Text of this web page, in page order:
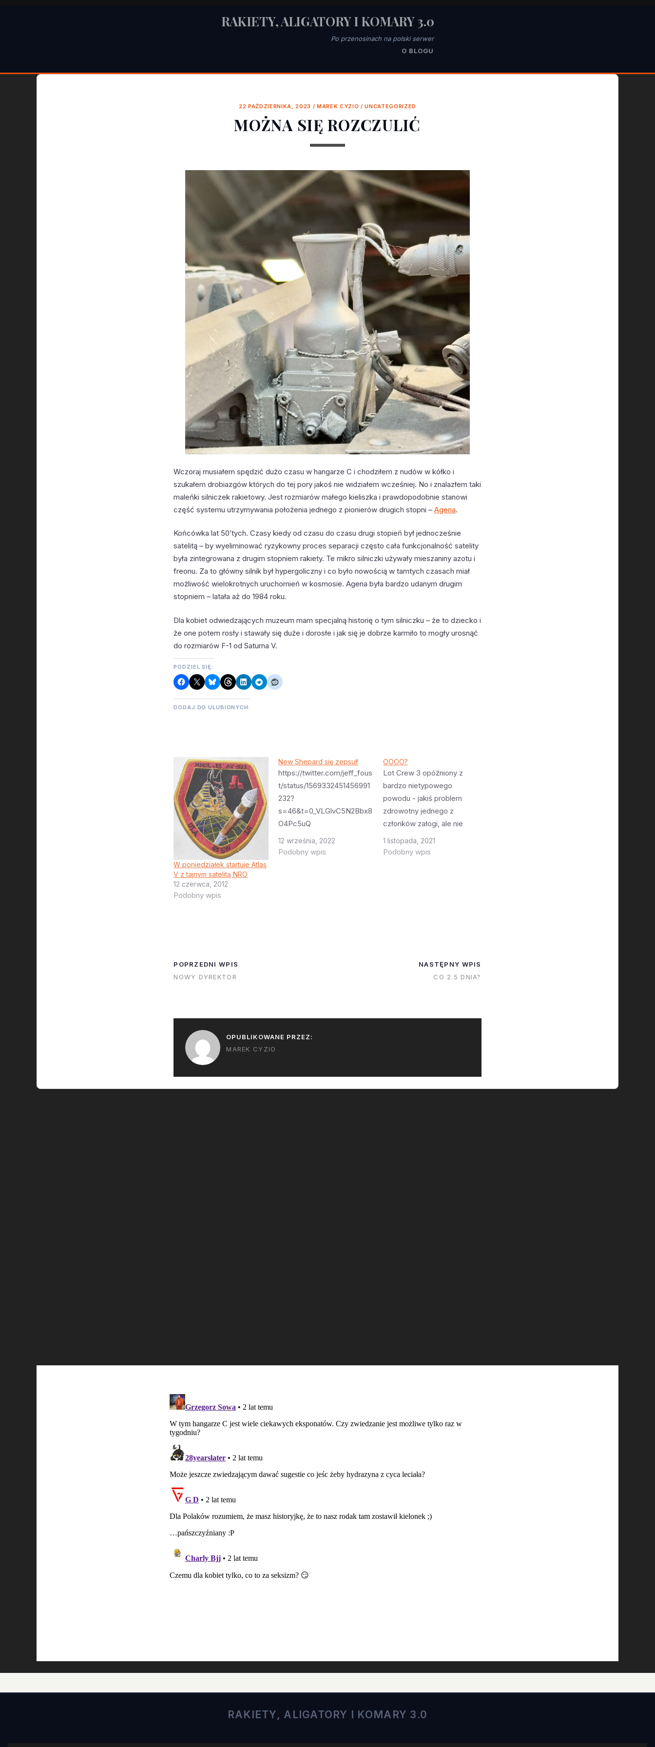
RAKIETY, ALIGATORY I KOMARY 3.0
Po przenosinach na polski serwer
O BLOGU
22 PAŹDZIERNIKA, 2023 / MAREK CYZIO /UNCATEGORIZED
MOŻNA SIĘ ROZCZULIĆ
Wczoraj musiałem spędzić dużo czasu w hangarze C i chodziłem z nudów w kółko i
szukałem drobiazgów których do tej pory jakoś nie widziałem wcześniej. No i znalazłem taki
maleńki silniczek rakietowy. Jest rozmiarów małego kieliszka i prawdopodobnie stanowi
część systemu utrzymywania położenia jednego z pionierów drugich stopni –Agena.
Końcówka lat 50’tych. Czasy kiedy od czasu do czasu drugi stopień był jednocześnie
satelitą – by wyeliminować ryzykowny proces separacji często cała funkcjonalność satelity
była zintegrowana z drugim stopniem rakiety. Te mikro silniczki używały mieszaniny azotu i
freonu. Za to główny silnik był hypergoliczny i co było nowością w tamtych czasach miał
możliwość wielokrotnych uruchomień w kosmosie. Agena była bardzo udanym drugim
stopniem – latała aż do 1984 roku.
Dla kobiet odwiedzających muzeum mam specjalną historię o tym silniczku – że to dziecko i
że one potem rosły i stawały się duże i dorosłe i jak się je dobrze karmiło to mogły urosnąć
do rozmiarów F-1 od Saturna V.
PODZIEL SIĘ:
DODAJ DO ULUBIONYCH:
W poniedziałek startuje Atlas
V z tajnym satelitą NRO
12 czerwca, 2012
Podobny wpis
New Shepard się zepsuł!
https://twitter.com/jeff_fous
t/status/1569332451456991
232?
s=46&t=0_VLGlvC5N2Bbx8
O4Pc5uQ
https://twitter.com/nasaspa
ceflight/status/15693321821
12 września, 2022
Podobny wpis
OOOO?
Lot Crew 3 opóźniony z
bardzo nietypowego
powodu - jakiś problem
zdrowotny jednego z
członków załogi, ale nie
COVID i nic szczególnie
poważnego. Potencjalnie
1 listopada, 2021
Podobny wpis
POPRZEDNI WPIS
NOWY DYREKTOR
NASTĘPNY WPIS
CO 2.5 DNIA?
OPUBLIKOWANE PRZEZ:
MAREK CYZIO
RAKIETY, ALIGATORY I KOMARY 3.0